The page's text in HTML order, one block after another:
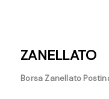
ZANELLATO
Borsa Zanellato